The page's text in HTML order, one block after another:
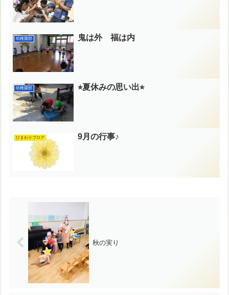
幼稚園部 鬼は外 福は内
幼稚園部 ⭐︎夏休みの思い出⭐︎
ひまわりブログ 9月の行事♪
秋の実り